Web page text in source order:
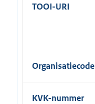
TOOI-URI
Organisatiecode
KVK-nummer